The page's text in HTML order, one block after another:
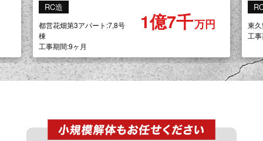
RC 杭抜きあり
東久留米市 小学校西校舎
工事期間:8ヶ月
1億450万円 消